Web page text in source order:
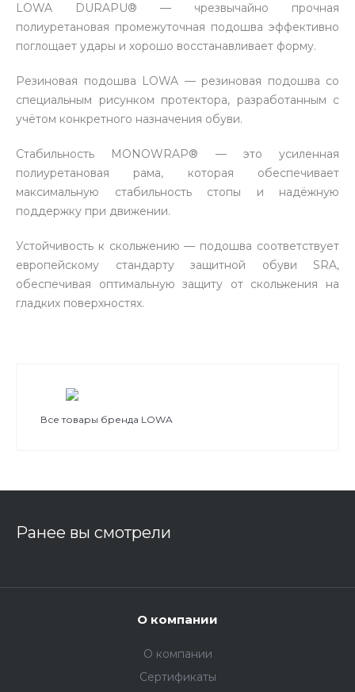
LOWA DURAPU® — чрезвычайно прочная
полиуретановая промежуточная подошва эффективно
поглощает удары и хорошо восстанавливает форму.
Резиновая подошва LOWA — резиновая подошва со
специальным рисунком протектора, разработанным с
учётом конкретного назначения обуви.
Стабильность MONOWRAP® — это усиленная
полиуретановая рама, которая обеспечивает
максимальную стабильность стопы и надёжную
поддержку при движении.
Устойчивость к скольжению — подошва соответствует
европейскому стандарту защитной обуви SRA,
обеспечивая оптимальную защиту от скольжения на
гладких поверхностях.
Все товары бренда LOWA
Ранее вы смотрели
О компании
О компании
Сертификаты